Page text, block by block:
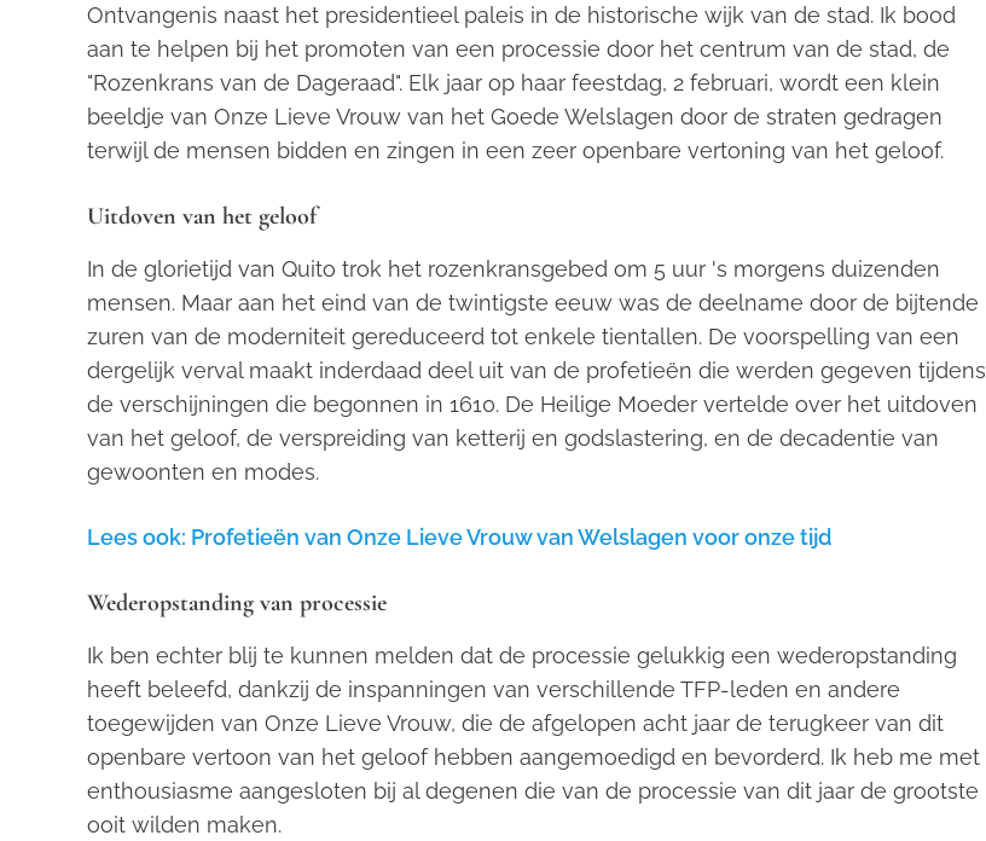
Ontvangenis naast het presidentieel paleis in de historische wijk van de stad. Ik bood
aan te helpen bij het promoten van een processie door het centrum van de stad, de
"Rozenkrans van de Dageraad". Elk jaar op haar feestdag, 2 februari, wordt een klein
beeldje van Onze Lieve Vrouw van het Goede Welslagen door de straten gedragen
terwijl de mensen bidden en zingen in een zeer openbare vertoning van het geloof.
Uitdoven van het geloof
In de glorietijd van Quito trok het rozenkransgebed om 5 uur 's morgens duizenden
mensen. Maar aan het eind van de twintigste eeuw was de deelname door de bijtende
zuren van de moderniteit gereduceerd tot enkele tientallen. De voorspelling van een
dergelijk verval maakt inderdaad deel uit van de profetieën die werden gegeven tijdens
de verschijningen die begonnen in 1610. De Heilige Moeder vertelde over het uitdoven
van het geloof, de verspreiding van ketterij en godslastering, en de decadentie van
gewoonten en modes.
Lees ook: Profetieën van Onze Lieve Vrouw van Welslagen voor onze tijd
Wederopstanding van processie
Ik ben echter blij te kunnen melden dat de processie gelukkig een wederopstanding
heeft beleefd, dankzij de inspanningen van verschillende TFP-leden en andere
toegewijden van Onze Lieve Vrouw, die de afgelopen acht jaar de terugkeer van dit
openbare vertoon van het geloof hebben aangemoedigd en bevorderd. Ik heb me met
enthousiasme aangesloten bij al degenen die van de processie van dit jaar de grootste
ooit wilden maken.